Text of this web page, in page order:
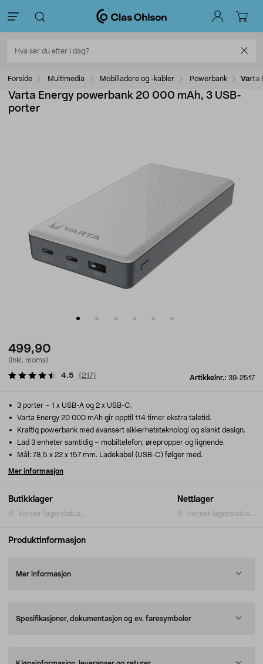
Forside Multimedia Mobilladere og -kabler Powerbank Varta
Varta Energy powerbank 20 000 mAh, 3 USB-
porter
499,90
(inkl. moms)
Artikkelnr.: 39-2517
4.5 ( 217)
Butikklager
Henter lagerstatus...
Nettlager
Henter lagerstatus...
3 porter – 1 x USB-A og 2 x USB-C.
Varta Energy 20 000 mAh gir opptil 114 timer ekstra taletid.
Kraftig powerbank med avansert sikkerhetsteknologi og slankt design.
Lad 3 enheter samtidig – mobiltelefon, ørepropper og lignende.
Mål: 78,5 x 22 x 157 mm. Ladekabel (USB-C) følger med.
Mer informasjon
Produktinformasjon
Mer informasjon
Spesifikasjoner, dokumentasjon og ev. faresymboler